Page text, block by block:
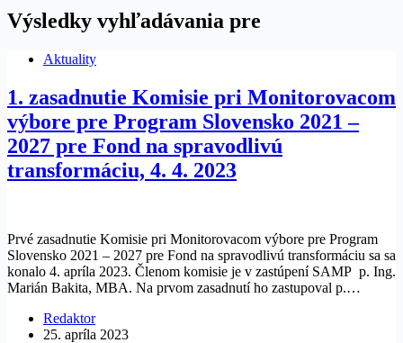
Výsledky vyhľadávania pre
Aktuality
1. zasadnutie Komisie pri Monitorovacom
výbore pre Program Slovensko 2021 –
2027 pre Fond na spravodlivú
transformáciu, 4. 4. 2023
Prvé zasadnutie Komisie pri Monitorovacom výbore pre Program
Slovensko 2021 – 2027 pre Fond na spravodlivú transformáciu sa sa
konalo 4. apríla 2023. Členom komisie je v zastúpení SAMP p. Ing.
Marián Bakita, MBA. Na prvom zasadnutí ho zastupoval p.…
Redaktor
25. apríla 2023